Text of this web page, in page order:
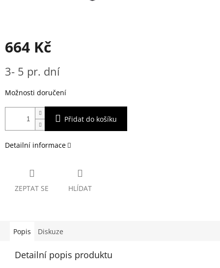
664 Kč
cena:
3- 5 pr. dní
Možnosti doručení
Přidat do košíku
Detailní informace
ZEPTAT SE HLÍDAT
Popis Diskuze
Detailní popis produktu